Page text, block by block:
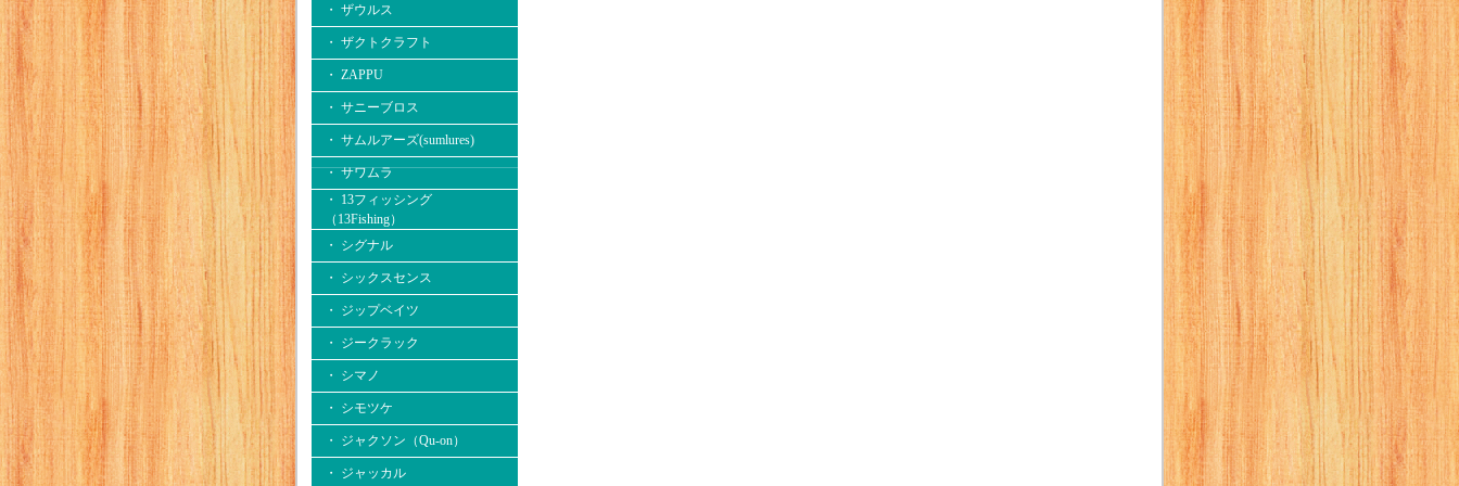
・ ザウルス
・ ザクトクラフト
・ ZAPPU
・ サニーブロス
・ サムルアーズ(sumlures)
・ サワムラ
・ 13フィッシング
（13Fishing）
・ シグナル
・ シックスセンス
・ ジップベイツ
・ ジークラック
・ シマノ
・ シモツケ
・ ジャクソン（Qu-on）
・ ジャッカル